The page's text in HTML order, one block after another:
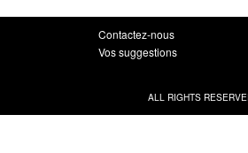
Contactez-nous
Vos suggestions
ALL RIGHTS